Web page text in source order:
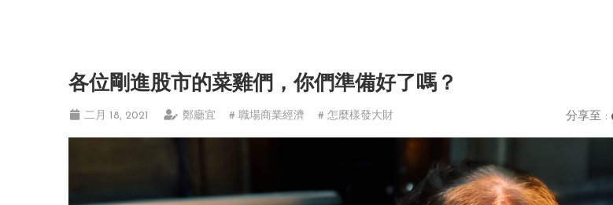
各位剛進股市的菜雞們，你們準備好了嗎？
二月 18, 2021 鄭廳宜 # 職場商業經濟 # 怎麼樣發大財 分享至 :